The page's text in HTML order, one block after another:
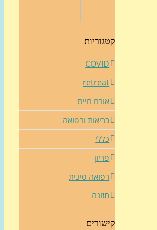
קטגוריות
COVID
retreat
אורח חיים
בריאות ורפואה
כללי
פריון
רפואה סינית
תזונה
קישורים